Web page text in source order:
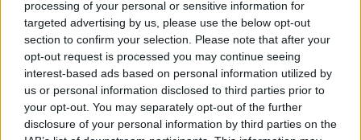
processing of your personal or sensitive information for
targeted advertising by us, please use the below opt-out
section to confirm your selection. Please note that after your
opt-out request is processed you may continue seeing
interest-based ads based on personal information utilized by
us or personal information disclosed to third parties prior to
your opt-out. You may separately opt-out of the further
disclosure of your personal information by third parties on the
Bacalaureat 2020. Detaliul care a
trecut neobservat. Absolvenții trebuie
să fie foarte atenți
21 IUNIE 2020